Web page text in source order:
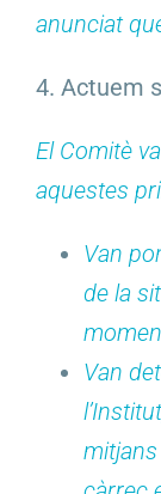
anunciat
4. Actuem
El Comitè
aquestes
Van
de la
Van
mitjans